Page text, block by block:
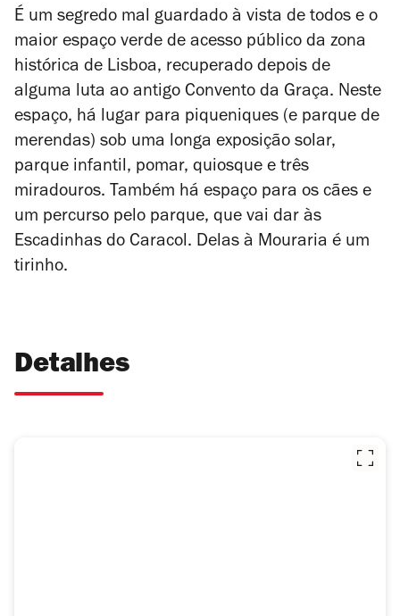
É um segredo mal guardado à vista de todos e o
maior espaço verde de acesso público da zona
histórica de Lisboa, recuperado depois de
alguma luta ao antigo Convento da Graça. Neste
espaço, há lugar para piqueniques (e parque de
merendas) sob uma longa exposição solar,
parque infantil, pomar, quiosque e três
miradouros. Também há espaço para os cães e
um percurso pelo parque, que vai dar às
Escadinhas do Caracol. Delas à Mouraria é um
tirinho.
Detalhes